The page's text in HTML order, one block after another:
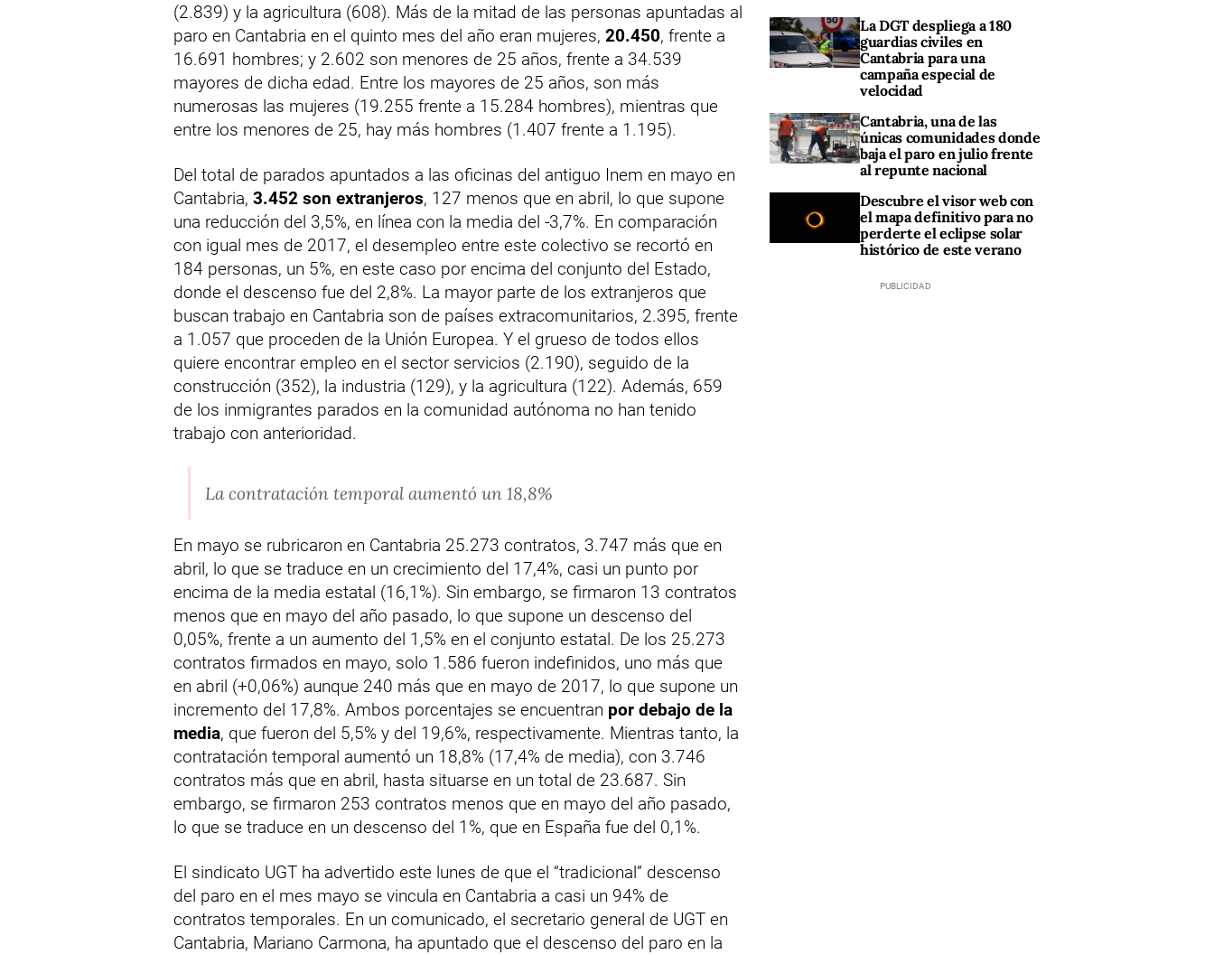
(2.839) y la agricultura (608). Más de la mitad de las personas apuntadas al
paro en Cantabria en el quinto mes del año eran mujeres, 20.450, frente a
16.691 hombres; y 2.602 son menores de 25 años, frente a 34.539
mayores de dicha edad. Entre los mayores de 25 años, son más
numerosas las mujeres (19.255 frente a 15.284 hombres), mientras que
entre los menores de 25, hay más hombres (1.407 frente a 1.195).
Del total de parados apuntados a las oficinas del antiguo Inem en mayo en
Cantabria, 3.452 son extranjeros, 127 menos que en abril, lo que supone
una reducción del 3,5%, en línea con la media del -3,7%. En comparación
con igual mes de 2017, el desempleo entre este colectivo se recortó en
184 personas, un 5%, en este caso por encima del conjunto del Estado,
donde el descenso fue del 2,8%. La mayor parte de los extranjeros que
buscan trabajo en Cantabria son de países extracomunitarios, 2.395, frente
a 1.057 que proceden de la Unión Europea. Y el grueso de todos ellos
quiere encontrar empleo en el sector servicios (2.190), seguido de la
construcción (352), la industria (129), y la agricultura (122). Además, 659
de los inmigrantes parados en la comunidad autónoma no han tenido
trabajo con anterioridad.
La contratación temporal aumentó un 18,8%
En mayo se rubricaron en Cantabria 25.273 contratos, 3.747 más que en
abril, lo que se traduce en un crecimiento del 17,4%, casi un punto por
encima de la media estatal (16,1%). Sin embargo, se firmaron 13 contratos
menos que en mayo del año pasado, lo que supone un descenso del
0,05%, frente a un aumento del 1,5% en el conjunto estatal. De los 25.273
contratos firmados en mayo, solo 1.586 fueron indefinidos, uno más que
en abril (+0,06%) aunque 240 más que en mayo de 2017, lo que supone un
incremento del 17,8%. Ambos porcentajes se encuentran por debajo de la
media, que fueron del 5,5% y del 19,6%, respectivamente. Mientras tanto, la
contratación temporal aumentó un 18,8% (17,4% de media), con 3.746
contratos más que en abril, hasta situarse en un total de 23.687. Sin
embargo, se firmaron 253 contratos menos que en mayo del año pasado,
lo que se traduce en un descenso del 1%, que en España fue del 0,1%.
El sindicato UGT ha advertido este lunes de que el “tradicional” descenso
del paro en el mes mayo se vincula en Cantabria a casi un 94% de
contratos temporales. En un comunicado, el secretario general de UGT en
Cantabria, Mariano Carmona, ha apuntado que el descenso del paro en la
La DGT despliega a 180
guardias civiles en
Cantabria para una
campaña especial de
velocidad
Cantabria, una de las
únicas comunidades donde
baja el paro en julio frente
al repunte nacional
Descubre el visor web con
el mapa definitivo para no
perderte el eclipse solar
histórico de este verano